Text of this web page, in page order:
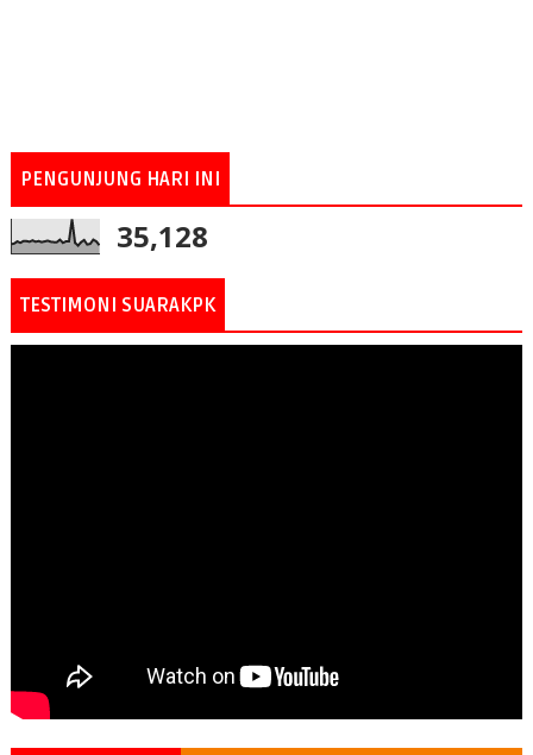
PENGUNJUNG HARI INI
35,128
TESTIMONI SUARAKPK